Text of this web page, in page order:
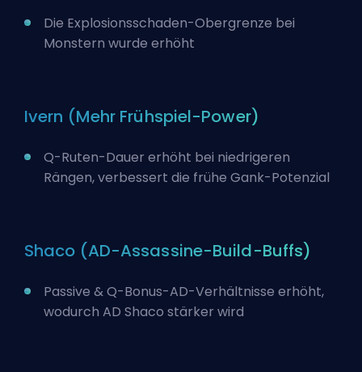
Die Explosionsschaden-Obergrenze bei
Monstern wurde erhöht
Ivern (Mehr Frühspiel-Power)
Q-Ruten-Dauer erhöht bei niedrigeren
Rängen, verbessert die frühe Gank-Potenzial
Shaco (AD-Assassine-Build-Buffs)
Passive & Q-Bonus-AD-Verhältnisse erhöht,
wodurch AD Shaco stärker wird